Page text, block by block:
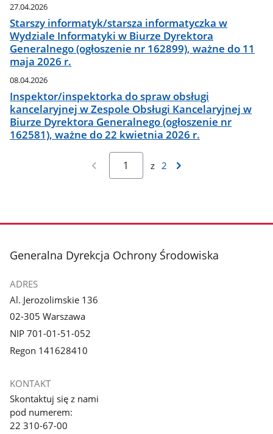
27.04.2026
Starszy informatyk/starsza informatyczka w
Wydziale Informatyki w Biurze Dyrektora
Generalnego (ogłoszenie nr 162899), ważne do 11
maja 2026 r.
08.04.2026
Inspektor/inspektorka do spraw obsługi
kancelaryjnej w Zespole Obsługi Kancelaryjnej w
Biurze Dyrektora Generalnego (ogłoszenie nr
162581), ważne do 22 kwietnia 2026 r.
z 2
stopka
Generalna Dyrekcja Ochrony Środowiska
ADRES
Al. Jerozolimskie 136
02-305 Warszawa
NIP 701-01-51-052
Regon 141628410
KONTAKT
Skontaktuj się z nami
pod numerem:
22 310-67-00